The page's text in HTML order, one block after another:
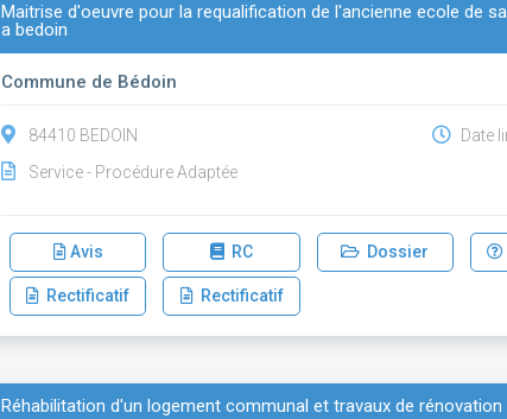
Maitrise d'oeuvre pour la requalification de l'ancienne ecole de
a bedoin
Commune de Bédoin
84410 BEDOIN
Service - Procédure Adaptée
Date
Avis RC Dossier
Rectificatif Rectificatif
Réhabilitation d'un logement communal et travaux de rénovation